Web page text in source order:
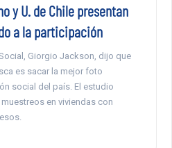
y U. de Chile presentan
a la participación
Giorgio Jackson, dijo que
es sacar la mejor foto
social del país. El estudio
en viviendas con